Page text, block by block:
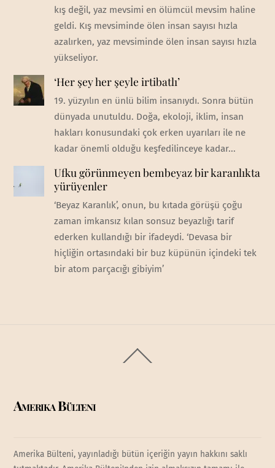
kış değil, yaz mevsimi en ölümcül mevsim haline
geldi. Kış mevsiminde ölen insan sayısı hızla
azalırken, yaz mevsiminde ölen insan sayısı hızla
yükseliyor.
‘Her şey her şeyle irtibatlı’
19. yüzyılın en ünlü bilim insanıydı. Sonra bütün
dünyada unutuldu. Doğa, ekoloji, iklim, insan
hakları konusundaki çok erken uyarıları ile ne
kadar önemli olduğu keşfedilinceye kadar...
Ufku görünmeyen bembeyaz bir karanlıkta
yürüyenler
‘Beyaz Karanlık’, onun, bu kıtada görüşü çoğu
zaman imkansız kılan sonsuz beyazlığı tarif
ederken kullandığı bir ifadeydi. ‘Devasa bir
hiçliğin ortasındaki bir buz küpünün içindeki tek
bir atom parçacığı gibiyim’
To
Amerika Bülteni
Amerika Bülteni, yayınladığı bütün içeriğin yayın hakkını saklı